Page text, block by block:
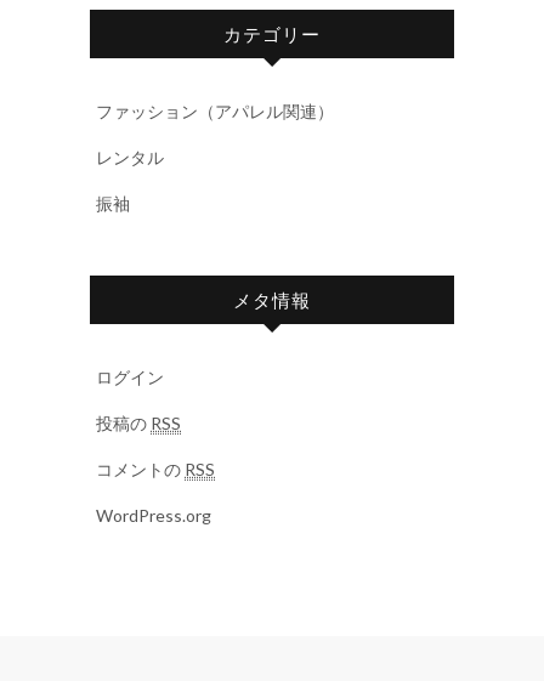
カテゴリー
ファッション（アパレル関連）
レンタル
振袖
メタ情報
ログイン
投稿の RSS
コメントの RSS
WordPress.org